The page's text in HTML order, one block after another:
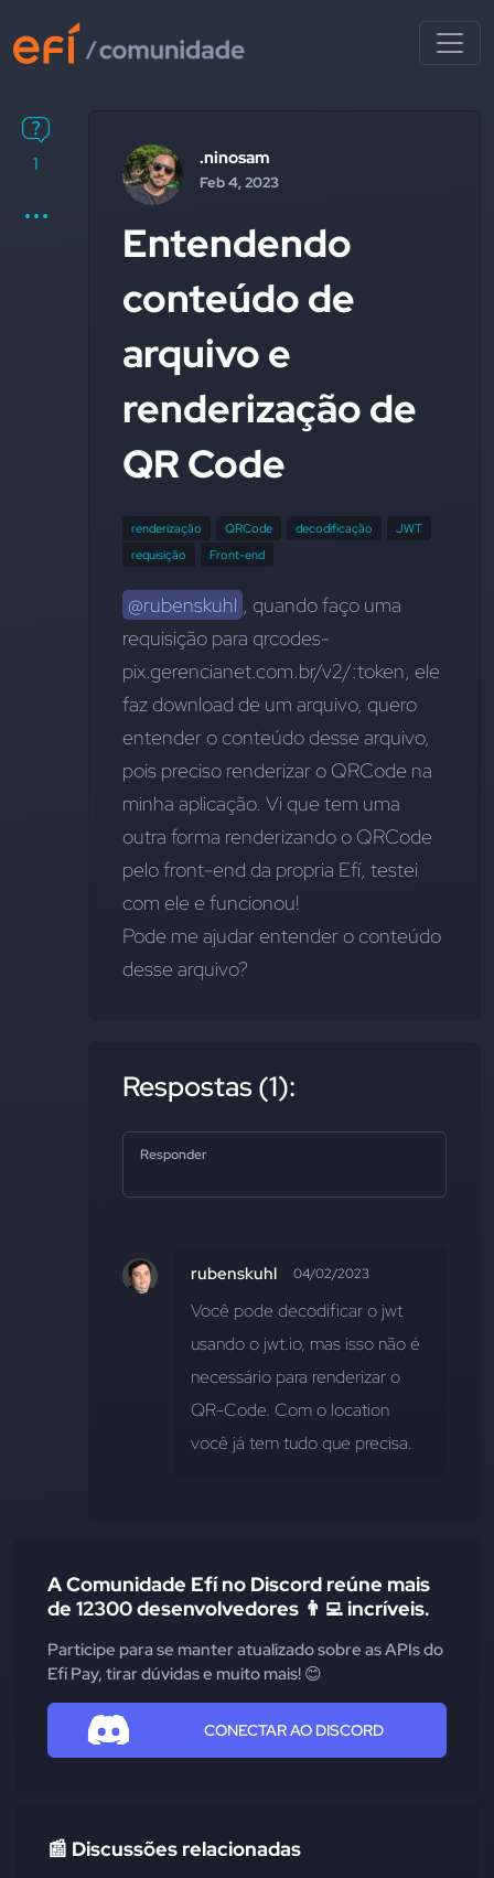
1 .ninosam
Feb 4, 2023
Entendendo
conteúdo de
arquivo e
renderização de
QR Code
renderização QRCode decodificação
JWT
requisição
Front-end
@rubenskuhl , quando faço uma
requisição para qrcodes-
pix.gerencianet.com.br/v2/:token, ele
faz download de um arquivo, quero
entender o conteúdo desse arquivo,
pois preciso renderizar o QRCode na
minha aplicação. Vi que tem uma
outra forma renderizando o QRCode
pelo front-end da propria Efí, testei
com ele e funcionou!
Pode me ajudar entender o conteúdo
desse arquivo?
Respostas (1):
Responder
rubenskuhl 04/02/2023
Você pode decodificar o jwt
usando o jwt.io, mas isso não é
necessário para renderizar o
QR-Code. Com o location
você já tem tudo que precisa.
A Comunidade Efí no Discord reúne mais
de 12300 desenvolvedores 👨‍💻 incríveis.
Participe para se manter atualizado sobre as APIs do
Efí Pay, tirar dúvidas e muito mais! 😊
CONECTAR AO DISCORD
📰 Discussões relacionadas